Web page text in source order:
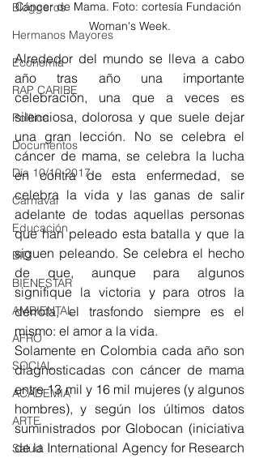
Bloggeros
Hermanos Mayores
Economía
RAP CARIBE
Política
Documentos
Día 10/10 2017
Carnaval
Educación
BID
BIENESTAR
AMBIENTAL
AFRO
SOCIAL
ACADEMIA
ARTE
Salud
Cáncer de Mama. Foto: cortesía Fundación
Woman's Week.
Alrededor del mundo se lleva a cabo
año tras año una importante
celebración, una que a veces es
silenciosa, dolorosa y que suele dejar
una gran lección. No se celebra el
cáncer de mama, se celebra la lucha
en contra de esta enfermedad, se
celebra la vida y las ganas de salir
adelante de todas aquellas personas
que han peleado esta batalla y que la
siguen peleando. Se celebra el hecho
de que, aunque para algunos
signifique la victoria y para otros la
derrota, el trasfondo siempre es el
mismo: el amor a la vida.
Solamente en Colombia cada año son
diagnosticadas con cáncer de mama
entre 13 mil y 16 mil mujeres (y algunos
hombres), y según los últimos datos
suministrados por Globocan (iniciativa
de la International Agency for Research